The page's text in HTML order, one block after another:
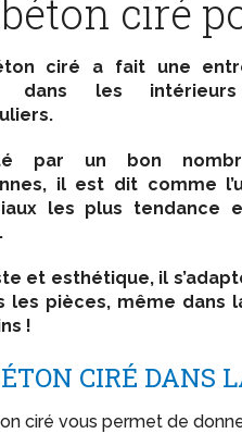
ciré
ciré a fait une
dans les
par un bon
il est dit comme
les plus tendance
et esthétique, il
les pièces, même dans
!
CIRÉ DANS
ciré vous permet de